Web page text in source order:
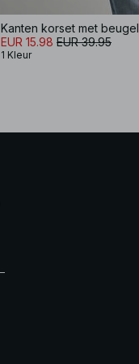
Kanten korset met beugel
EUR 15.98 EUR 39.95
1 Kleur